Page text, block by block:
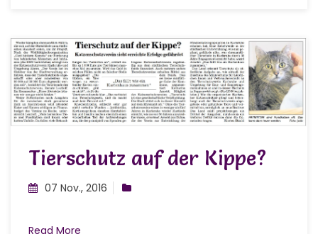
Tierschutz auf der Kippe?
07 Nov., 2016
Read More